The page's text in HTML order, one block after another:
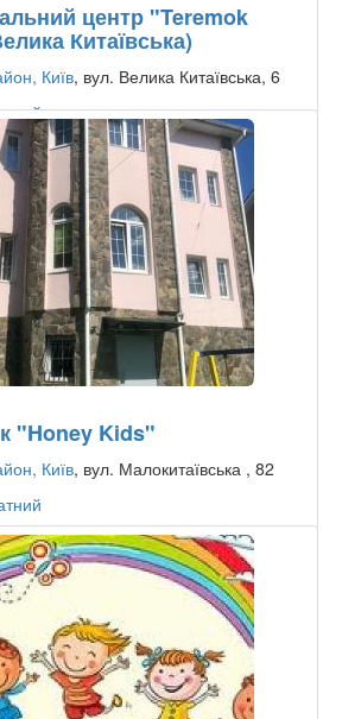
центр "Teremok
Китаївська)
Київ, вул. Велика Китаївська, 6
"Honey Kids"
Київ, вул. Малокитаївська , 82